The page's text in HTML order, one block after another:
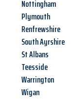
Nottingham
Plymouth
Renfrewshire
South Ayrshire
St Albans
Teesside
Warrington
Wigan